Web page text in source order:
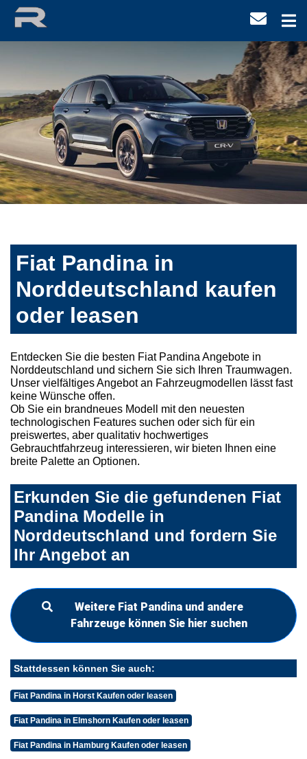
Fiat Pandina in
Norddeutschland kaufen
oder leasen
Entdecken Sie die besten Fiat Pandina Angebote in
Norddeutschland und sichern Sie sich Ihren Traumwagen.
Unser vielfältiges Angebot an Fahrzeugmodellen lässt fast
keine Wünsche offen.
Ob Sie ein brandneues Modell mit den neuesten
technologischen Features suchen oder sich für ein
preiswertes, aber qualitativ hochwertiges
Gebrauchtfahrzeug interessieren, wir bieten Ihnen eine
breite Palette an Optionen.
Erkunden Sie die gefundenen Fiat
Pandina Modelle in
Norddeutschland und fordern Sie
Ihr Angebot an
Weitere Fiat Pandina und andere
Fahrzeuge können Sie hier suchen
Stattdessen können Sie auch:
Fiat Pandina in Horst Kaufen oder leasen
Fiat Pandina in Elmshorn Kaufen oder leasen
Fiat Pandina in Hamburg Kaufen oder leasen